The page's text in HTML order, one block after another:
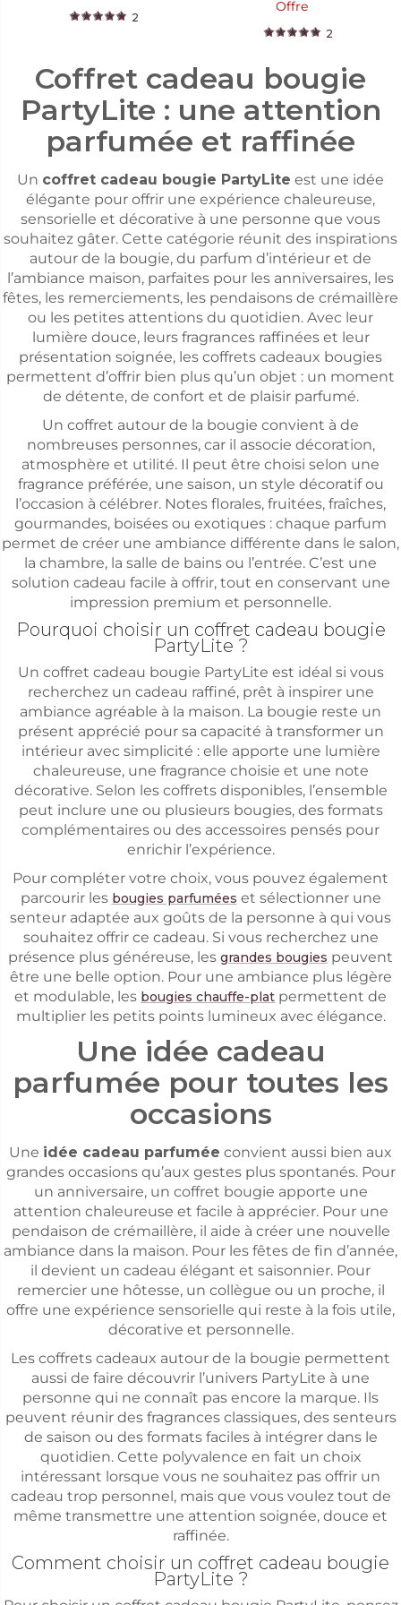
2
Offre
2
Coffret cadeau bougie
PartyLite : une attention
parfumée et raffinée
Un coffret cadeau bougie PartyLite est une idée
élégante pour offrir une expérience chaleureuse,
sensorielle et décorative à une personne que vous
souhaitez gâter. Cette catégorie réunit des inspirations
autour de la bougie, du parfum d’intérieur et de
l’ambiance maison, parfaites pour les anniversaires, les
fêtes, les remerciements, les pendaisons de crémaillère
ou les petites attentions du quotidien. Avec leur
lumière douce, leurs fragrances raffinées et leur
présentation soignée, les coffrets cadeaux bougies
permettent d’offrir bien plus qu’un objet : un moment
de détente, de confort et de plaisir parfumé.
Un coffret autour de la bougie convient à de
nombreuses personnes, car il associe décoration,
atmosphère et utilité. Il peut être choisi selon une
fragrance préférée, une saison, un style décoratif ou
l’occasion à célébrer. Notes florales, fruitées, fraîches,
gourmandes, boisées ou exotiques : chaque parfum
permet de créer une ambiance différente dans le salon,
la chambre, la salle de bains ou l’entrée. C’est une
solution cadeau facile à offrir, tout en conservant une
impression premium et personnelle.
Pourquoi choisir un coffret cadeau bougie
PartyLite ?
Un coffret cadeau bougie PartyLite est idéal si vous
recherchez un cadeau raffiné, prêt à inspirer une
ambiance agréable à la maison. La bougie reste un
présent apprécié pour sa capacité à transformer un
intérieur avec simplicité : elle apporte une lumière
chaleureuse, une fragrance choisie et une note
décorative. Selon les coffrets disponibles, l’ensemble
peut inclure une ou plusieurs bougies, des formats
complémentaires ou des accessoires pensés pour
enrichir l’expérience.
Pour compléter votre choix, vous pouvez également
parcourir les bougies parfumées et sélectionner une
senteur adaptée aux goûts de la personne à qui vous
souhaitez offrir ce cadeau. Si vous recherchez une
présence plus généreuse, les grandes bougies peuvent
être une belle option. Pour une ambiance plus légère
et modulable, les bougies chauffe-plat permettent de
multiplier les petits points lumineux avec élégance.
Une idée cadeau
parfumée pour toutes les
occasions
Une idée cadeau parfumée convient aussi bien aux
grandes occasions qu’aux gestes plus spontanés. Pour
un anniversaire, un coffret bougie apporte une
attention chaleureuse et facile à apprécier. Pour une
pendaison de crémaillère, il aide à créer une nouvelle
ambiance dans la maison. Pour les fêtes de fin d’année,
il devient un cadeau élégant et saisonnier. Pour
remercier une hôtesse, un collègue ou un proche, il
offre une expérience sensorielle qui reste à la fois utile,
décorative et personnelle.
Les coffrets cadeaux autour de la bougie permettent
aussi de faire découvrir l’univers PartyLite à une
personne qui ne connaît pas encore la marque. Ils
peuvent réunir des fragrances classiques, des senteurs
de saison ou des formats faciles à intégrer dans le
quotidien. Cette polyvalence en fait un choix
intéressant lorsque vous ne souhaitez pas offrir un
cadeau trop personnel, mais que vous voulez tout de
même transmettre une attention soignée, douce et
raffinée.
Comment choisir un coffret cadeau bougie
PartyLite ?